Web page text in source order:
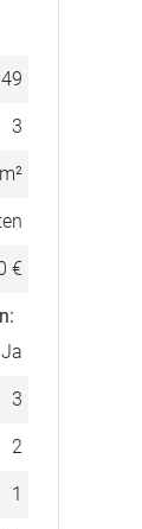
3
€
Ja
3
2
1